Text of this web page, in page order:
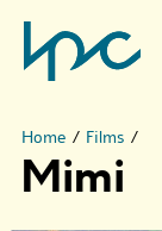
Home / Films /
Mimi